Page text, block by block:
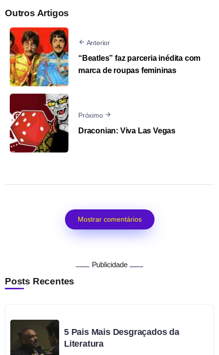
Outros Artigos
Anterior
“Beatles” faz parceria inédita com
marca de roupas femininas
Próximo
Draconian: Viva Las Vegas
Mostrar comentários
Publicidade
Posts Recentes
5 Pais Mais Desgraçados da
Literatura